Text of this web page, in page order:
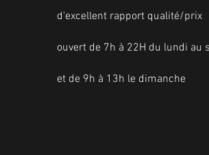
d'excellent rapport qualité/prix
ouvert de 7h à 22H du lundi au
et de 9h à 13h le dimanche